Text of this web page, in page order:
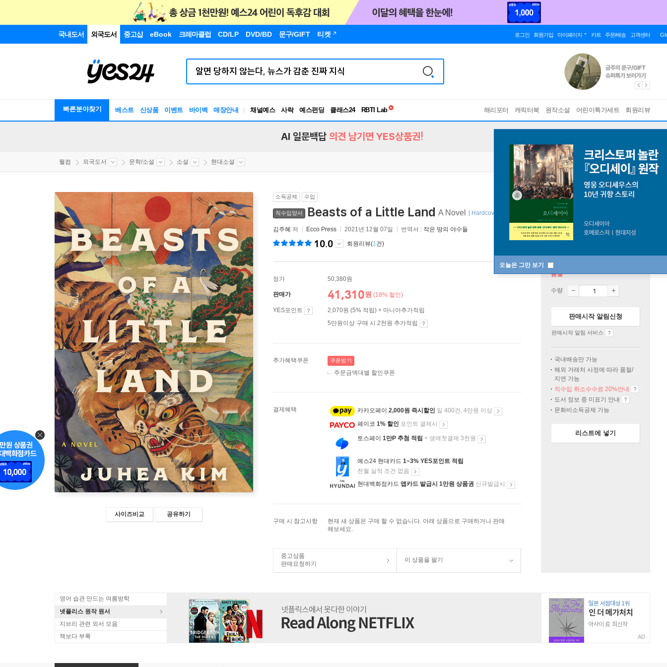
국내도서 외국도서 중고샵 eBook 크레마클럽 CD/LP DVD/BD 문구/GIFT 티켓 로그인 회원가입 마이페이지 카트 주문/배송 고객센터
빠른분야찾기 베스트 신상품 이벤트 바이백 매장안내 채널예스 사락 예스펀딩 클래스24
독서유형검사
해리포터 캐릭터북 원작소설 어린이특가세트 회원리뷰
오늘은 그만 보기
AI 일문백답 의견 남기면 YES상품권!
웰컴 외국도서 문학/소설 소설 현대소설
사이즈비교 공유하기
소득공제 수입
직수입양서 Beasts of a Little Land A Novel [ Hardcover ] 바인딩 & 에디션 안내
김주혜 저 Ecco Press 2021년 12월 07일 번역서 : 작은 땅의 야수들
10.0 회원리뷰(1건)
정가 50,380원
판매가 41,310원 (18% 할인)
YES포인트
2,070원 (5% 적립) + 마니아추가적립
5만원이상 구매 시 2천원 추가적립
추가혜택쿠폰 쿠폰받기
주문금액대별 할인쿠폰
결제혜택 카카오페이 2,000원 즉시할인 일 400건, 4만원 이상
페이코 1% 할인 포인트 결제시
토스페이 1만P 추첨 적립 + 생애첫결제 3천원
예스24 현대카드 1~3% YES포인트 적립
전월 실적 조건 없음
현대백화점카드 앱카드 발급시 1만원 상품권 신규발급시
구매 시 참고사항
현재 새 상품은 구매 할 수 없습니다. 아래 상품으로 구매하거나 판매
해보세요.
중고상품
판매요청하기
이 상품을 팔기
품절
수량
판매시작 알림신청
판매시작 알림 서비스
국내배송만 가능
해외 거래처 사정에 따라 품절/
지연 가능
직수입 취소수수료 20%안내
도서 정보 중 미표기 안내
문화비소득공제 가능
리스트에 넣기
영어 습관 만드는 여름방학
넷플리스 원작 원서
지브리 관련 외서 모음
책보다 부록
AD